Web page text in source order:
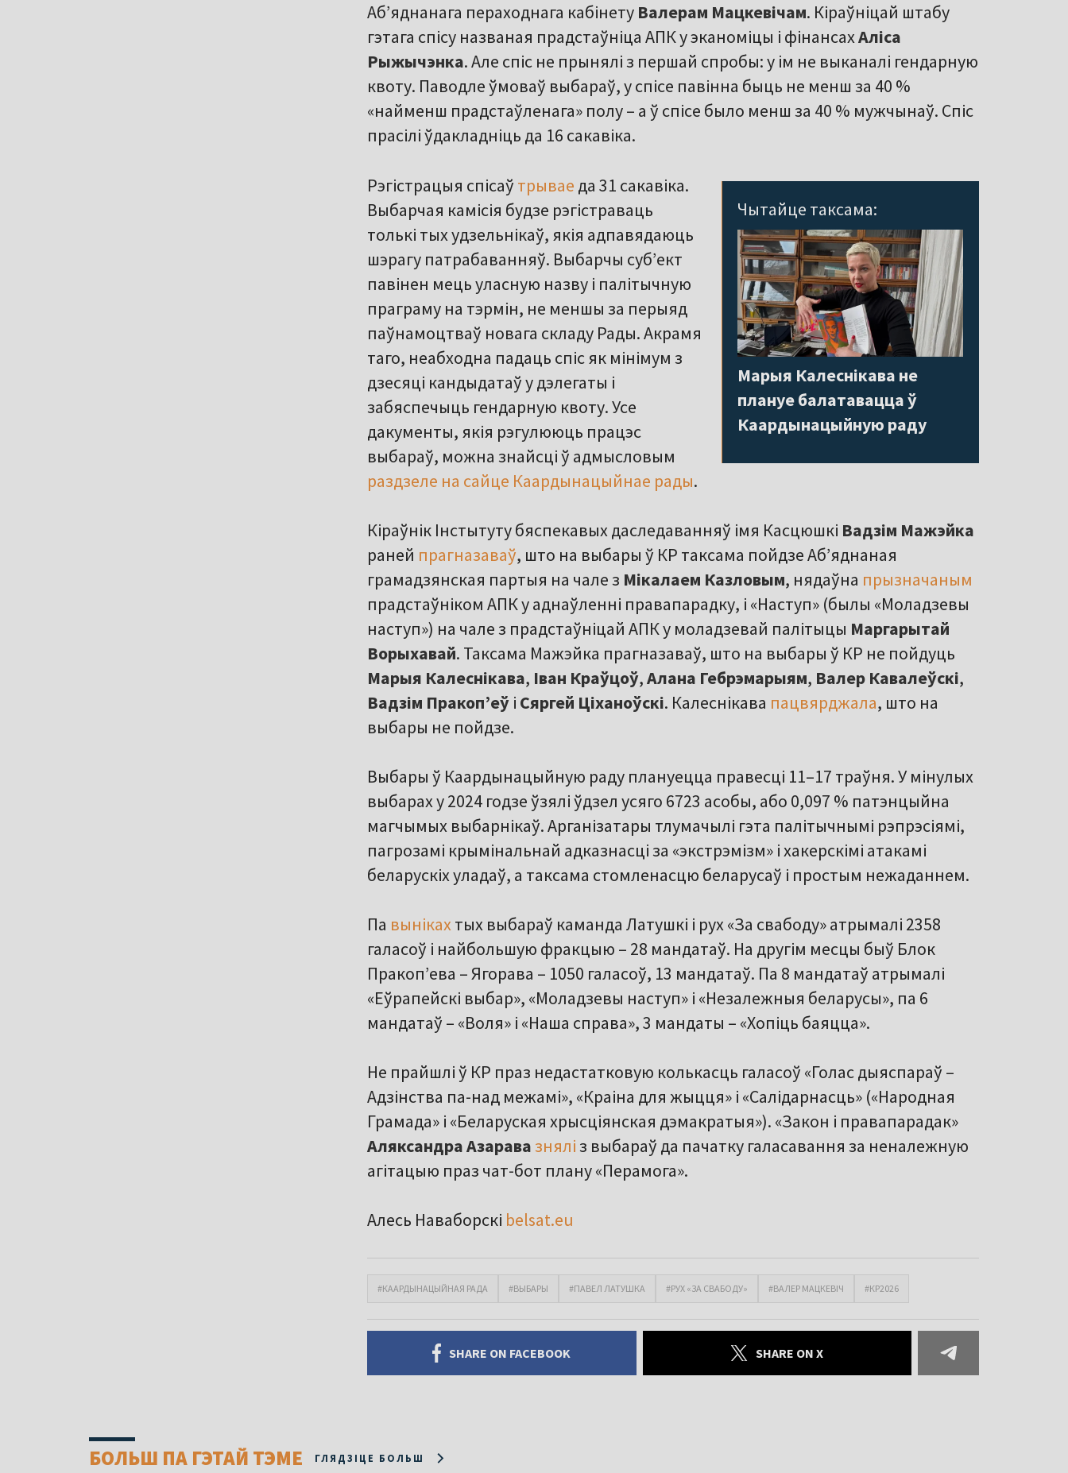
Аб’яднанага пераходнага кабінету Валерам Мацкевічам. Кіраўніцай штабу
гэтага спісу названая прадстаўніца АПК у эканоміцы і фінансахАліса
Рыжычэнка. Але спіс не прынялі з першай спробы: у ім не выканалі гендарную
квоту. Паводле ўмоваў выбараў, у спісе павінна быць не менш за 40 %
«найменш прадстаўленага» полу – а ў спісе было менш за 40 % мужчынаў. Спіс
прасілі ўдакладніць да 16 сакавіка.
Чытайце таксама:
Марыя Калеснікава не
плануе балатавацца ў
Каардынацыйную раду
Рэгістрацыя спісаў трывае да 31 сакавіка.
Выбарчая камісія будзе рэгістраваць
толькі тых удзельнікаў, якія адпавядаюць
шэрагу патрабаванняў. Выбарчы суб’ект
павінен мець уласную назву і палітычную
праграму на тэрмін, не меншы за перыяд
паўнамоцтваў новага складу Рады. Акрамя
таго, неабходна падаць спіс як мінімум з
дзесяці кандыдатаў у дэлегаты і
забяспечыць гендарную квоту. Усе
дакументы, якія рэгулююць працэс
выбараў, можна знайсці ў адмысловым
раздзеле на сайце Каардынацыйнае рады.
Кіраўнік Інстытуту бяспекавых даследаванняў імя Касцюшкі Вадзім Мажэйка
раней прагназаваў, што на выбары ў КР таксама пойдзе Аб’яднаная
грамадзянская партыя на чале з Мікалаем Казловым, нядаўна прызначаным
прадстаўніком АПК у аднаўленні правапарадку, і «Наступ» (былы «Моладзевы
наступ») на чале з прадстаўніцай АПК у моладзевай палітыцы Маргарытай
Ворыхавай. Таксама Мажэйка прагназаваў, што на выбары ў КР не пойдуць
Марыя Калеснікава, Іван Краўцоў,Алана Гебрэмарыям, Валер Кавалеўскі,
Вадзім Пракоп’еў і Сяргей Ціханоўскі. Калеснікава пацвярджала, што на
выбары не пойдзе.
Выбары ў Каардынацыйную раду плануецца правесці 11–17 траўня. У мінулых
выбарах у 2024 годзе ўзялі ўдзел усяго 6723 асобы, або 0,097 % патэнцыйна
магчымых выбарнікаў. Арганізатары тлумачылі гэта палітычнымі рэпрэсіямі,
пагрозамі крымінальнай адказнасці за «экстрэмізм» і хакерскімі атакамі
беларускіх уладаў, а таксама стомленасцю беларусаў і простым нежаданнем.
Па вынікахтых выбараў каманда Латушкі і рух «За свабоду» атрымалі 2358
галасоў і найбольшую фракцыю – 28 мандатаў. На другім месцы быў Блок
Пракоп’ева – Ягорава – 1050 галасоў, 13 мандатаў. Па 8 мандатаў атрымалі
«Еўрапейскі выбар», «Моладзевы наступ» і «Незалежныя беларусы», па 6
мандатаў – «Воля» і «Наша справа», 3 мандаты – «Хопіць баяцца».
Не прайшлі ў КР праз недастатковую колькасць галасоў «Голас дыяспараў –
Адзінства па-над межамі», «Краіна для жыцця» і «Салідарнасць» («Народная
Грамада» і «Беларуская хрысціянская дэмакратыя»). «Закон і правапарадак»
Аляксандра Азарава зняліз выбараў да пачатку галасавання за неналежную
агітацыю праз чат-бот плану «Перамога».
Алесь Наваборскі belsat.eu
#КААРДЫНАЦЫЙНАЯ РАДА #ВЫБАРЫ #ПАВЕЛ ЛАТУШКА #РУХ «ЗА СВАБОДУ» #ВАЛЕР МАЦКЕВІЧ #КР2026
SHARE ON FACEBOOK SHARE ON X
БОЛЬШ ПА ГЭТАЙ ТЭМЕ ГЛЯДЗІЦЕ БОЛЬШ